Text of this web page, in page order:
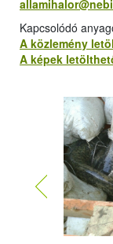
Kapcsolódó
A közlemény
A képek